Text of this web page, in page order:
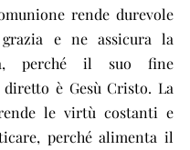
rende durevole
e ne assicura la
perché il suo fine
è Gesù Cristo. La
le virtù costanti e
perché alimenta il